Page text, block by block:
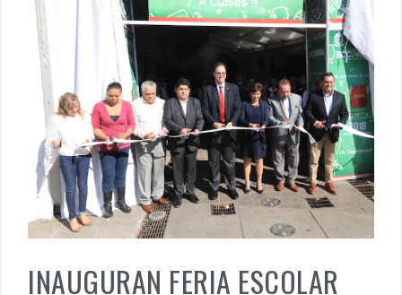
INAUGURAN FERIA ESCOLAR